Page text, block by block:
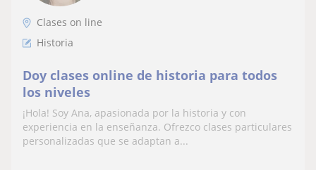
Clases on line
Historia
Doy clases online de historia para todos
los niveles
¡Hola! Soy Ana, apasionada por la historia y con
experiencia en la enseñanza. Ofrezco clases particulares
personalizadas que se adaptan a...